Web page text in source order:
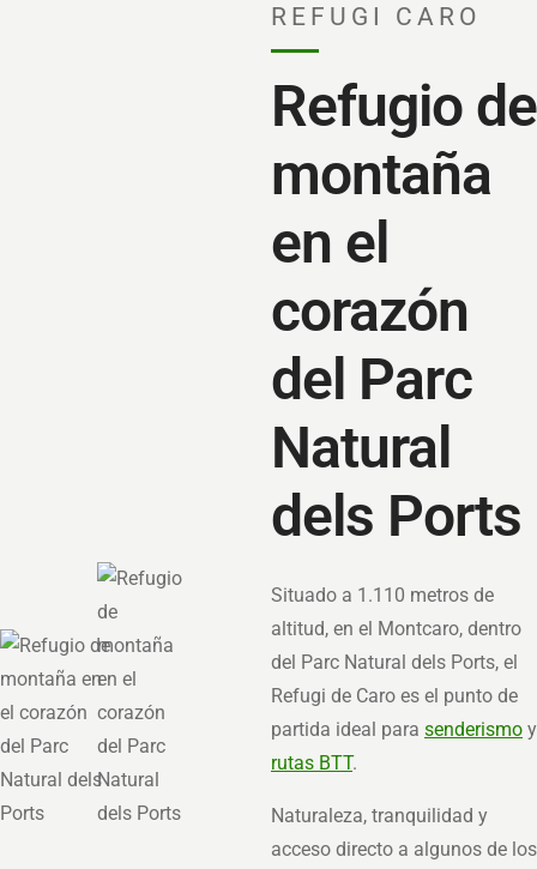
REFUGI CARO
Refugio de
montaña
en el
corazón
del Parc
Natural
dels Ports
Situado a 1.110 metros de
altitud, en el Montcaro, dentro
del Parc Natural dels Ports, el
Refugi de Caro es el punto de
partida ideal para senderismo y
rutas BTT.
Naturaleza, tranquilidad y
acceso directo a algunos de los